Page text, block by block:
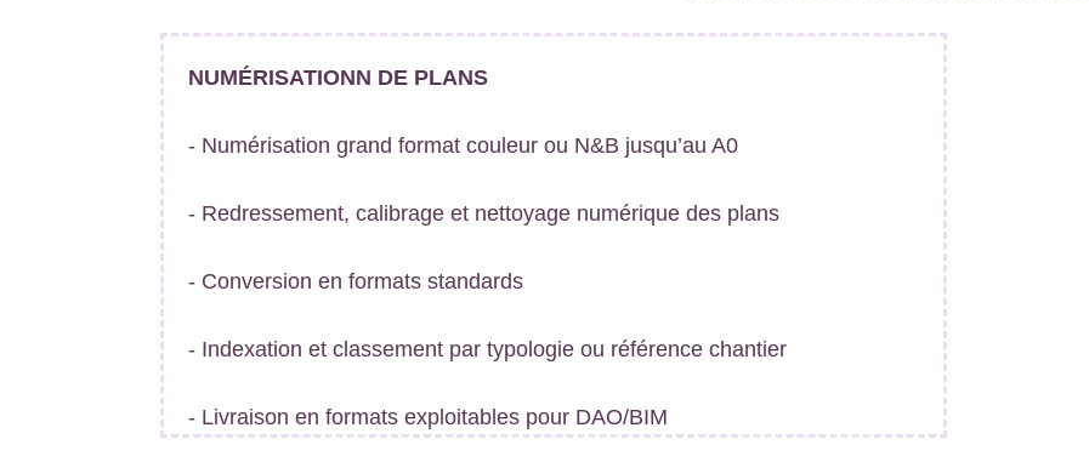
NUMÉRISATIONN DE PLANS
- Numérisation grand format couleur ou N&B jusqu’au A0
- Redressement, calibrage et nettoyage numérique des plans
- Conversion en formats standards
- Indexation et classement par typologie ou référence chantier
- Livraison en formats exploitables pour DAO/BIM